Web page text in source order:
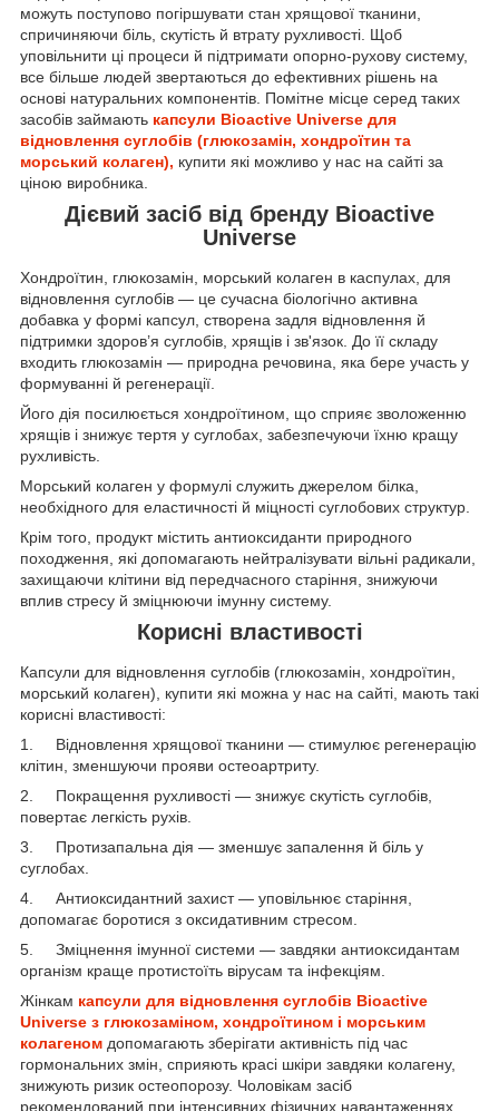
можуть поступово погіршувати стан хрящової тканини,
спричиняючи біль, скутість й втрату рухливості. Щоб
уповільнити ці процеси й підтримати опорно-рухову систему,
все більше людей звертаються до ефективних рішень на
основі натуральних компонентів. Помітне місце серед таких
засобів займають капсули Bioactive Universe для
відновлення суглобів (глюкозамін, хондроїтин та
морський колаген), купити які можливо у нас на сайті за
ціною виробника.
Дієвий засіб від бренду Bioactive
Universe
Хондроїтин, глюкозамін, морський колаген в каспулах, для
відновлення суглобів — це сучасна біологічно активна
добавка у формі капсул, створена задля відновлення й
підтримки здоров’я суглобів, хрящів і зв'язок. До її складу
входить глюкозамін — природна речовина, яка бере участь у
формуванні й регенерації.
Його дія посилюється хондроїтином, що сприяє зволоженню
хрящів і знижує тертя у суглобах, забезпечуючи їхню кращу
рухливість.
Морський колаген у формулі служить джерелом білка,
необхідного для еластичності й міцності суглобових структур.
Крім того, продукт містить антиоксиданти природного
походження, які допомагають нейтралізувати вільні радикали,
захищаючи клітини від передчасного старіння, знижуючи
вплив стресу й зміцнюючи імунну систему.
Корисні властивості
Капсули для відновлення суглобів (глюкозамін, хондроїтин,
морський колаген), купити які можна у нас на сайті, мають такі
корисні властивості:
1. Відновлення хрящової тканини — стимулює регенерацію
клітин, зменшуючи прояви остеоартриту.
2. Покращення рухливості — знижує скутість суглобів,
повертає легкість рухів.
3. Протизапальна дія — зменшує запалення й біль у
суглобах.
4. Антиоксидантний захист — уповільнює старіння,
допомагає боротися з оксидативним стресом.
5. Зміцнення імунної системи — завдяки антиоксидантам
організм краще протистоїть вірусам та інфекціям.
Жінкам капсули для відновлення суглобів Bioactive
Universe з глюкозаміном, хондроїтином і морським
колагеном допомагають зберігати активність під час
гормональних змін, сприяють красі шкіри завдяки колагену,
знижують ризик остеопорозу. Чоловікам засіб
рекомендований при інтенсивних фізичних навантаженнях,